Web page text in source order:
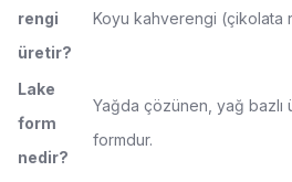
rengi
üretir?
Koyu kahverengi (çikolata
Lake
form
nedir?
Yağda çözünen, yağ bazlı
formdur.